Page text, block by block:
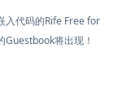
入代码的Rife Free for
将出现！